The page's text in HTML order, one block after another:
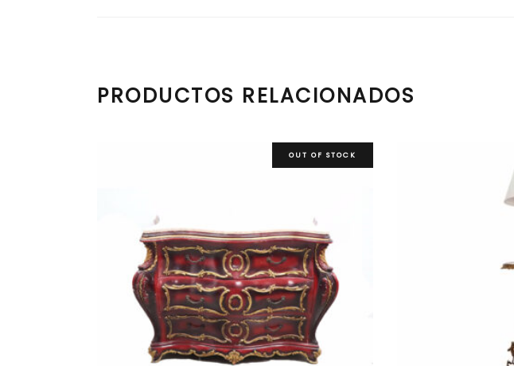
PRODUCTOS RELACIONADOS
OUT OF STOCK